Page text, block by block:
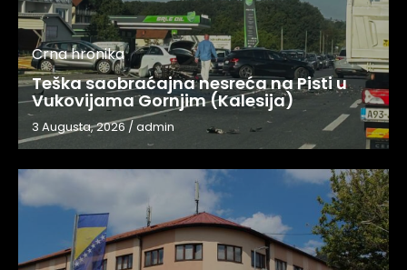
Crna hronika
Teška saobraćajna nesreća na Pisti u
Vukovijama Gornjim (Kalesija)
3 Augusta, 2026/admin